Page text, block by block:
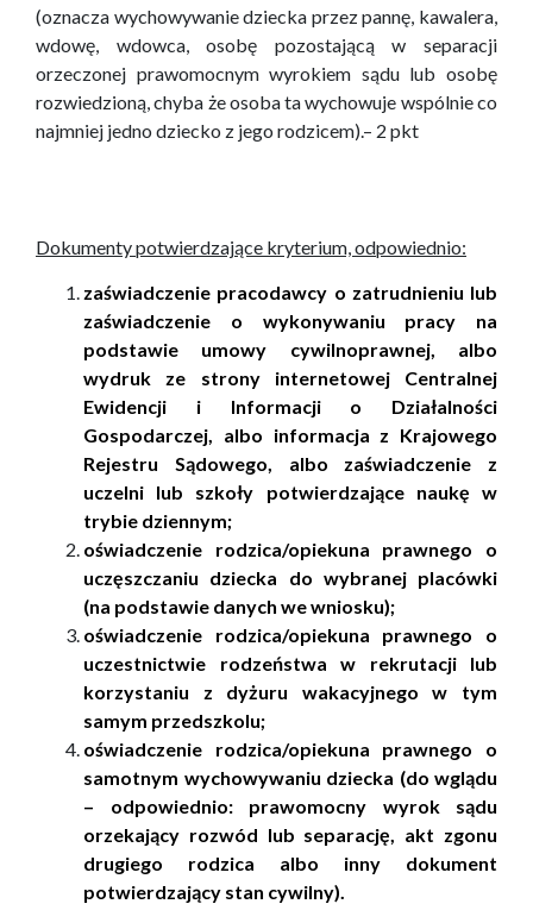
(oznacza wychowywanie dziecka przez pannę, kawalera,
wdowę, wdowca, osobę pozostającą w separacji
orzeczonej prawomocnym wyrokiem sądu lub osobę
rozwiedzioną, chyba że osoba ta wychowuje wspólnie co
najmniej jedno dziecko z jego rodzicem).– 2 pkt
Dokumenty potwierdzające kryterium, odpowiednio:
zaświadczenie pracodawcy o zatrudnieniu lub
zaświadczenie o wykonywaniu pracy na
podstawie umowy cywilnoprawnej, albo
wydruk ze strony internetowej Centralnej
Ewidencji i Informacji o Działalności
Gospodarczej, albo informacja z Krajowego
Rejestru Sądowego, albo zaświadczenie z
uczelni lub szkoły potwierdzające naukę w
trybie dziennym;
oświadczenie rodzica/opiekuna prawnego o
uczęszczaniu dziecka do wybranej placówki
(na podstawie danych we wniosku);
oświadczenie rodzica/opiekuna prawnego o
uczestnictwie rodzeństwa w rekrutacji lub
korzystaniu z dyżuru wakacyjnego w tym
samym przedszkolu;
oświadczenie rodzica/opiekuna prawnego o
samotnym wychowywaniu dziecka (do wglądu
– odpowiednio: prawomocny wyrok sądu
orzekający rozwód lub separację, akt zgonu
drugiego rodzica albo inny dokument
potwierdzający stan cywilny).